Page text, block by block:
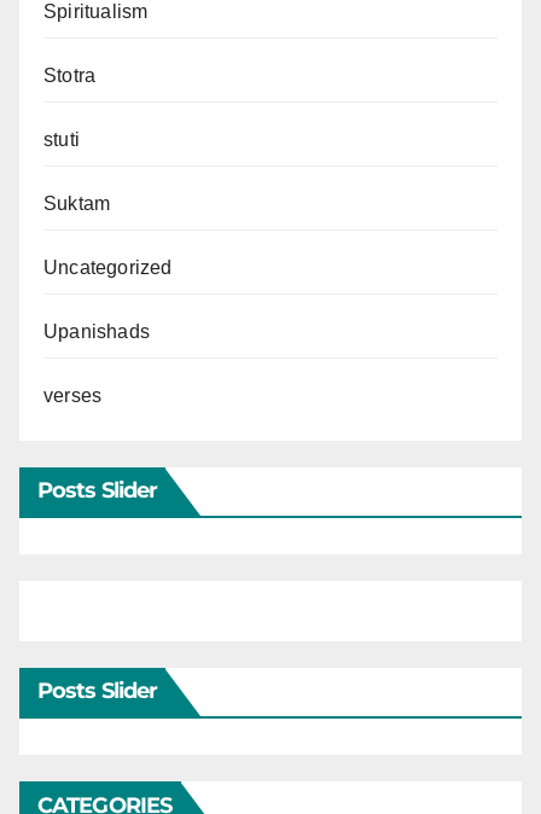
Spiritualism
Stotra
stuti
Suktam
Uncategorized
Upanishads
verses
Posts Slider
Posts Slider
CATEGORIES